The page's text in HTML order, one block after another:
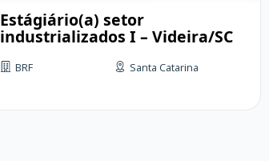
Estágiário(a) setor
industrializados I – Videira/SC
BRF Santa Catarina